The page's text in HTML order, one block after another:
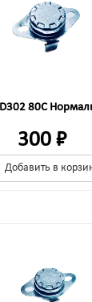
80C
300 ₽
Добавить в